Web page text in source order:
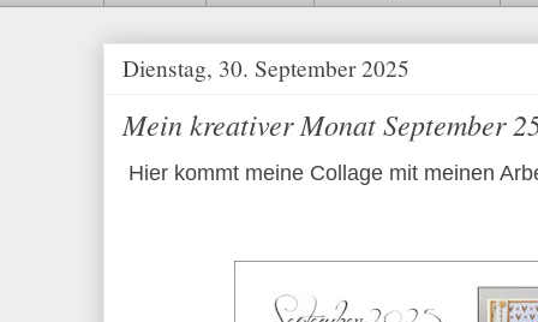
Dienstag, 30. September 2025
Mein kreativer Monat September
Hier kommt meine Collage mit meinen